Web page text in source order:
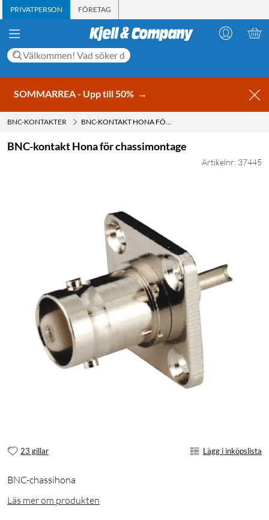
PRIVATPERSON FÖRETAG
SOMMARREA - Upp till 50% →
BNC-KONTAKTER BNC-KONTAKT HONA FÖR CHASSIMONTAGE
BNC-kontakt Hona för chassimontage
Artikelnr: 37445
23 gillar Lägg i inköpslista
BNC-chassihona
Läs mer om produkten